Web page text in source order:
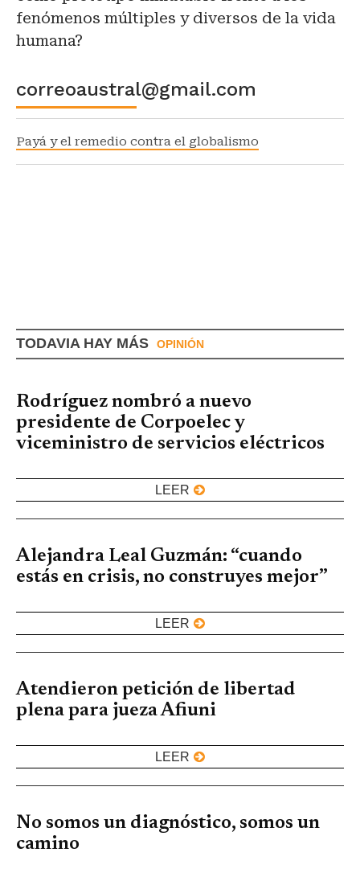
fenómenos múltiples y diversos de la vida
humana?
correoaustral@gmail.com
Payá y el remedio contra el globalismo
TODAVIA HAY MÁS OPINIÓN
Rodríguez nombró a nuevo
presidente de Corpoelec y
viceministro de servicios eléctricos
LEER
Alejandra Leal Guzmán: “cuando
estás en crisis, no construyes mejor”
LEER
Atendieron petición de libertad
plena para jueza Afiuni
LEER
No somos un diagnóstico, somos un
camino